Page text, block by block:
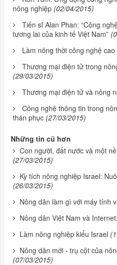
nông nghiệp (02/04/2015)
Tiến sĩ Alan Phan: “Công
tương lai của kinh tế Việt Nam”
Làm nông thời công nghệ cao
Thương mại điện tử trong
(29/03/2015)
Thương mại điện tử và nông
Công nghệ thông tin trong
thán phục (27/03/2015)
Những tin cũ hơn
Con người, đất nước và một
(27/03/2015)
Kỳ tích nông nghiệp Israel:
(26/03/2015)
Nông dân làm gì với máy tính
Nông dân Việt Nam và
Làm nông nghiệp kiểu Israel
Nông dân mới - trụ cột của
(07/03/2015)